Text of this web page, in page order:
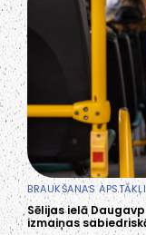
BRAUKŠANAS APSTĀKĻI
Sēlijas ielā
izmaiņas